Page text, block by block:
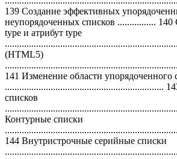
139 Создание эффективных
неупорядоченных списков ................ 140
type и атрибут type
(HTML5)
141 Изменение области упорядоченного
..................................................................
списков
Контурные списки
144 Внутристрочные серийные списки